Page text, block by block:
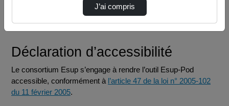
Accessibilité : Partiellement
conforme
Déclaration d’accessibilité
Le consortium Esup s’engage à rendre l’outil Esup-Pod
accessible, conformément à l’article 47 de la loi n° 2005-102
du 11 février 2005.
J’ai compris